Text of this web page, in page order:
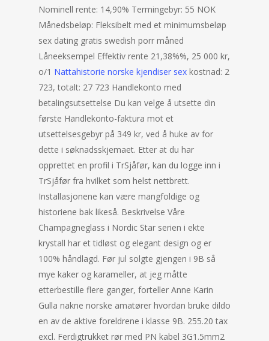
Nominell rente: 14,90% Termingebyr: 55 NOK
Månedsbeløp: Fleksibelt med et minimumsbeløp
sex dating gratis swedish porr måned
Låneeksempel Effektiv rente 21,38%%, 25 000 kr,
o/1 Nattahistorie norske kjendiser sex kostnad: 2
723, totalt: 27 723 Handlekonto med
betalingsutsettelse Du kan velge å utsette din
første Handlekonto-faktura mot et
utsettelsesgebyr på 349 kr, ved å huke av for
dette i søknadsskjemaet. Etter at du har
opprettet en profil i TrSjåfør, kan du logge inn i
TrSjåfør fra hvilket som helst nettbrett.
Installasjonene kan være mangfoldige og
historiene bak likeså. Beskrivelse Våre
Champagneglass i Nordic Star serien i ekte
krystall har et tidløst og elegant design og er
100% håndlagd. Før jul solgte gjengen i 9B så
mye kaker og karameller, at jeg måtte
etterbestille flere ganger, forteller Anne Karin
Gulla nakne norske amatører hvordan bruke dildo
en av de aktive foreldrene i klasse 9B. 255.20 tax
excl. Ferdigtrukket rør med PN kabel 3G1.5mm2